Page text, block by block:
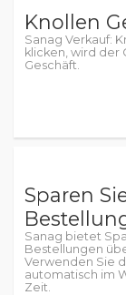
Knollen
Sanag Verkauf:
klicken, wird der
Geschäft.
Sparen
Sanag bietet
Bestellungen
Verwenden Sie
automatisch im
Zeit.